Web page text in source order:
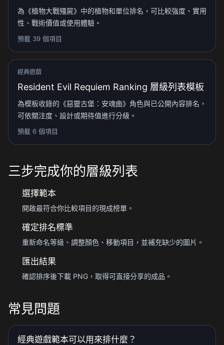
為《植物大戰殭屍》中的植物和單位排名，可比較強度、實用
性、戰術價值或使用體驗。
預載 39 個項目
經典遊戲
Resident Evil Requiem Ranking 層級列表模板
為模板收錄的《惡靈古堡：安魂曲》角色與已公開內容排名，
可依關注度、設計或期待值進行分級。
預載 6 個項目
三步完成你的層級列表
選擇範本
開啟最符合你比較項目的現成榜單。
確定排名標準
重新命名等級、調整顏色、移動項目，並補充缺少的圖片。
匯出結果
確認排序後下載 PNG，取得可直接分享的成品。
常見問題
經典遊戲範本可以用來排什麼？